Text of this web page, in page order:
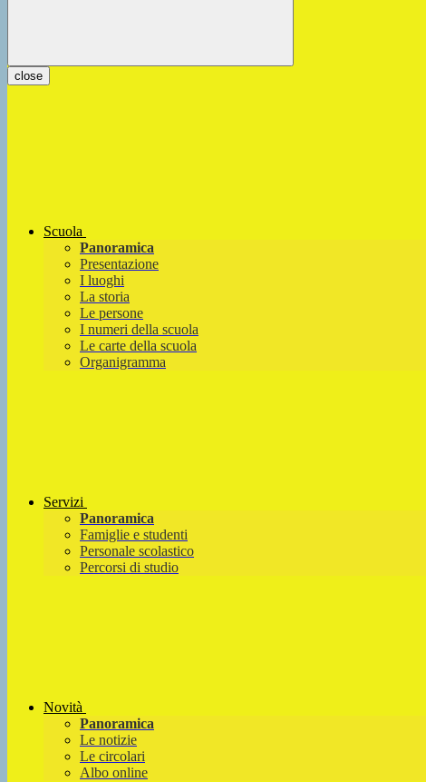
close
Scuola
Panoramica
Presentazione
I luoghi
La storia
Le persone
I numeri della scuola
Le carte della scuola
Organigramma
Servizi
Panoramica
Famiglie e studenti
Personale scolastico
Percorsi di studio
Novità
Panoramica
Le notizie
Le circolari
Albo online